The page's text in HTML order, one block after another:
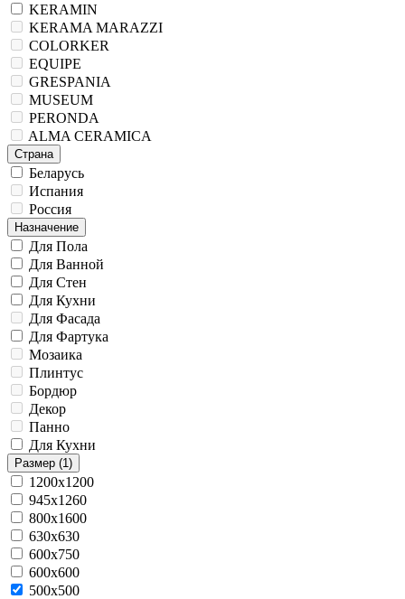
KERAMIN
KERAMA MARAZZI
COLORKER
EQUIPE
GRESPANIA
MUSEUM
PERONDA
ALMA CERAMICA
Страна
Беларусь
Испания
Россия
Назначение
Для Пола
Для Ванной
Для Стен
Для Кухни
Для Фасада
Для Фартука
Мозаика
Плинтус
Бордюр
Декор
Панно
Для Кухни
Размер (1)
1200x1200
945x1260
800x1600
630x630
600x750
600x600
500x500